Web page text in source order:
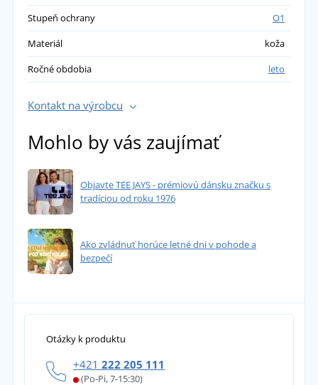
Stupeň ochrany
O1
Materiál
koža
Ročné obdobia
leto
Kontakt na výrobcu
Mohlo by vás zaujímať
Objavte TEE JAYS - prémiovú dánsku značku s
tradíciou od roku 1976
Ako zvládnuť horúce letné dni v pohode a
bezpečí
Otázky k produktu
+421 222 205 111
(Po-Pi, 7-15:30)